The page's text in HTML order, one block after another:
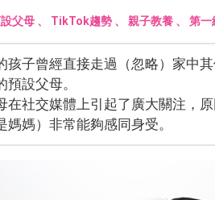
父母、 TikTok趨勢、 親子教養、 第一
孩子曾經直接走過（忽略）家中
預設父母。
在社交媒體上引起了廣大關注，
媽媽）非常能夠感同身受。